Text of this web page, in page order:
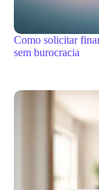
Como solicitar
sem burocracia